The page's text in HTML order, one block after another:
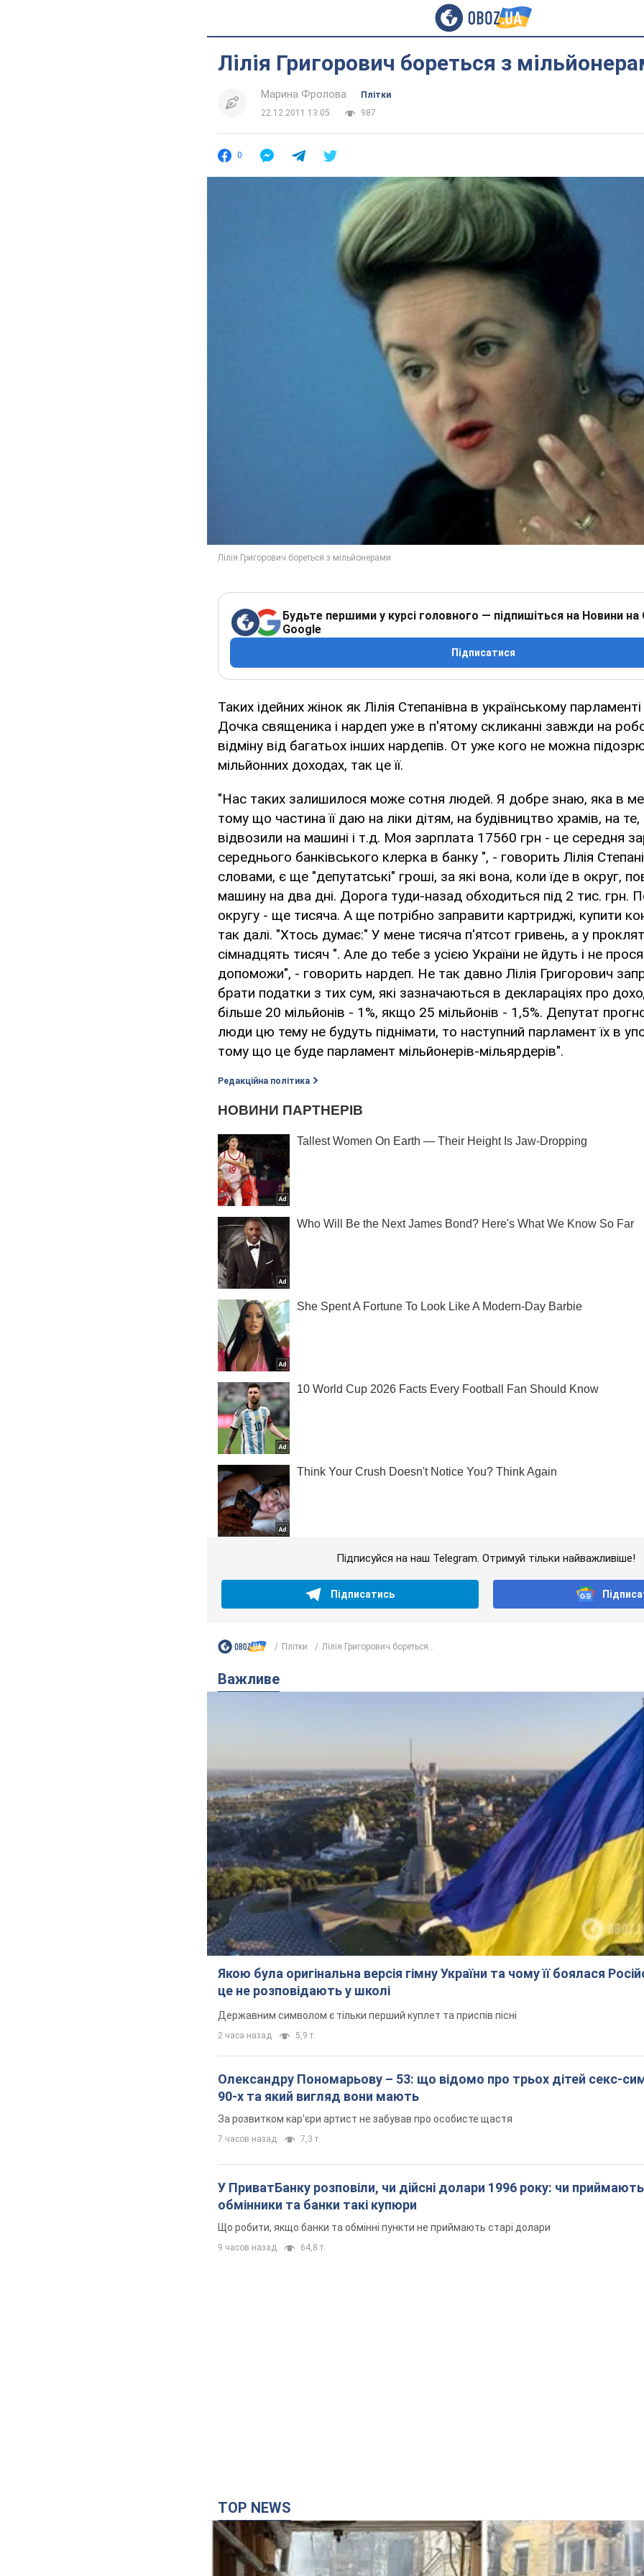
Лілія Григорович бореться з
Марина Фролова
Плітки
22.12.2011 13:05
987
0
Будьте першими у курсі головного — підпишіться на Новини на
Google
Підписатися
Таких ідейних жінок як Лілія Степанівна в українському
Дочка священика і нардеп уже в п'ятому скликанні завжди на
відміну від багатьох інших нардепів. От уже кого не можна
мільйонних доходах, так це її.
"Нас таких залишилося може сотня людей. Я добре знаю, яка в
тому що частина її даю на ліки дітям, на будівництво храмів, на
відвозили на машині і т.д. Моя зарплата 17560 грн - це середня
середнього банківського клерка в банку ", - говорить Лілія
словами, є ще "депутатські" гроші, за які вона, коли їде в округ,
машину на два дні. Дорога туди-назад обходиться під 2 тис. грн.
округу - ще тисяча. А ще потрібно заправити картриджі, купити
так далі. "Хтось думає:" У мене тисяча п'ятсот гривень, а у
сімнадцять тисяч ". Але до тебе з усією України не йдуть і не
допоможи", - говорить нардеп. Не так давно Лілія Григорович
брати податки з тих сум, які зазначаються в деклараціях про
більше 20 мільйонів - 1%, якщо 25 мільйонів - 1,5%. Депутат
люди цю тему не будуть піднімати, то наступний парламент їх в
тому що це буде парламент мільйонерів-мільярдерів".
Редакційна політика
Підписуйся на наш Telegram. Отримуй тільки найважливіше!
Підписатись
Плітки Лілія Григорович бореться...
Важливе
Якою була оригінальна версія гімну України та чому її боялася
це не розповідають у школі
Державним символом є тільки перший куплет та приспів пісні
2 часа назад 5,9 т.
Олександру Пономарьову – 53: що відомо про трьох дітей секс-
90-х та який вигляд вони мають
За розвитком кар'єри артист не забував про особисте щастя
7 часов назад 7,3 т.
У ПриватБанку розповіли, чи дійсні долари 1996 року: чи приймають
обмінники та банки такі купюри
Що робити, якщо банки та обмінні пункти не приймають старі долари
9 часов назад 64,8 т.
TOP NEWS